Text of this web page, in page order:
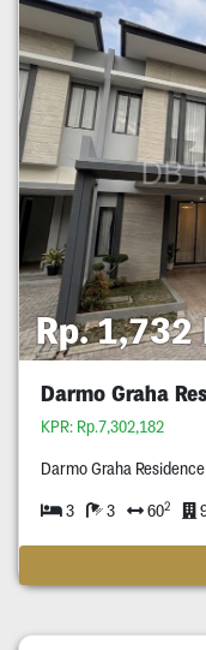
Rp. 1,732
Darmo Graha
KPR: Rp.7,302,182
Darmo Graha Residence
3 3 602